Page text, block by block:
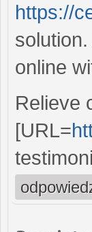
https://
online
Relieve
[URL=